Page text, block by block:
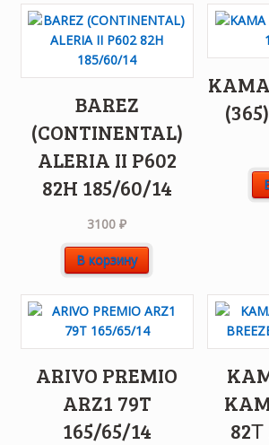
BAREZ
(CONTINENTAL)
ALERIA II P602
82H 185/60/14
3100₽
В корзину
ARIVO PREMIO
ARZ1 79T
165/65/14